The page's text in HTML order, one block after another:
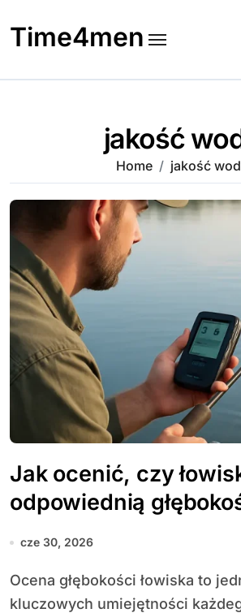
to
content
Time4men
jakość
Home jakość
Jak ocenić, czy
odpowiednią
cze 30, 2026
Ocena głębokości łowiska to jedna z
kluczowych umiejętności